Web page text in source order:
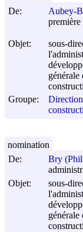
De:
Aubey-
première
Objet:
sous-
générale
Groupe:
De:
Bry
Objet:
sous-
générale
nomination